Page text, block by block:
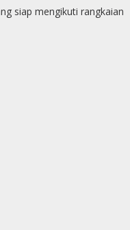
siap mengikuti rangkaian
p
n
e